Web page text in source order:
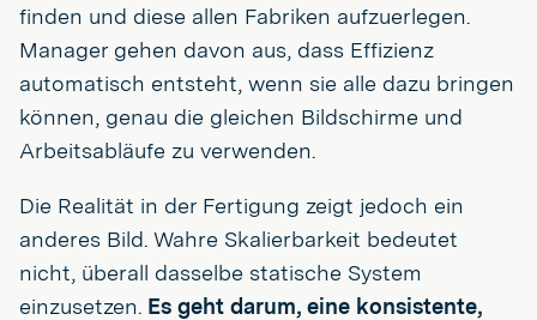
finden und diese allen Fabriken aufzuerlegen.
Manager gehen davon aus, dass Effizienz
automatisch entsteht, wenn sie alle dazu bringen
können, genau die gleichen Bildschirme und
Arbeitsabläufe zu verwenden.
Die Realität in der Fertigung zeigt jedoch ein
anderes Bild. Wahre Skalierbarkeit bedeutet
nicht, überall dasselbe statische System
einzusetzen. Es geht darum, eine konsistente,